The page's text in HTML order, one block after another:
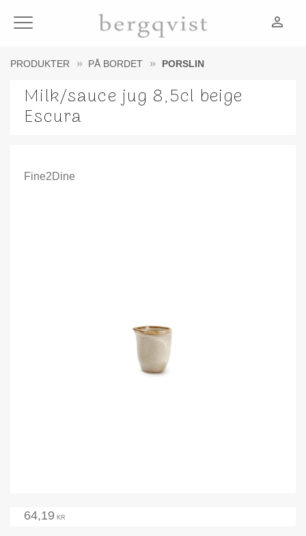
Meny person_outline
PRODUKTER PÅ BORDET PORSLIN
Milk/sauce jug 8,5cl beige
Escura
Fine2Dine
64,19 KR